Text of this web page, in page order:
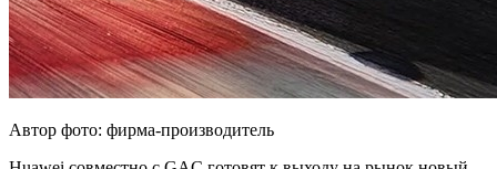
Автор фото: фирма-производитель